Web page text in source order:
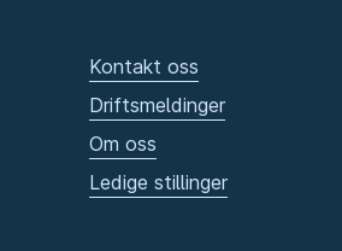
Kontakt oss
Driftsmeldinger
Om oss
Ledige stillinger